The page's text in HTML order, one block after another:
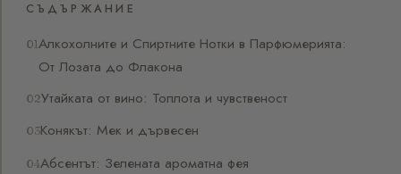
СЪДЪРЖАНИЕ
Алкохолните и Спиртните Нотки в Парфюмерията:
От Лозата до Флакона
Утайката от вино: Топлота и чувственост
Конякът: Мек и дървесен
Абсентът: Зелената ароматна фея